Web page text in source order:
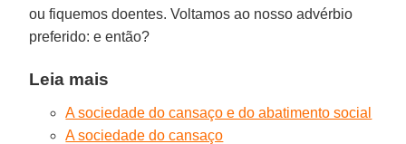
ou fiquemos doentes. Voltamos ao nosso advérbio
preferido: e então?
Leia mais
A sociedade do cansaço e do abatimento social
A sociedade do cansaço